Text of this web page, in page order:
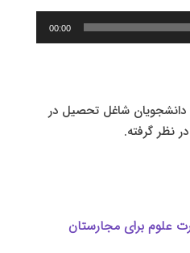
00:00
دانشجویان شاغل تحصیل در
نظر گرفته.
علوم برای مجارستان